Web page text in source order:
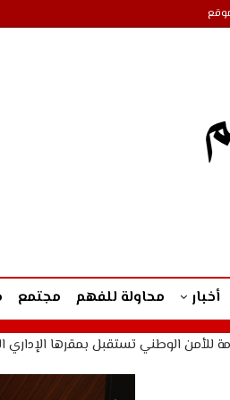
أخبار محاولة للفهم مجتمع
للأمن الوطني تستقبل بمقرها